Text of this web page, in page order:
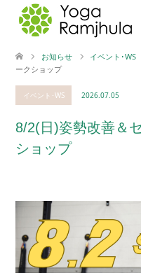
お知らせ イベント･WS
ークショップ
イベント･WS 2026.07.05
8/2(日)姿勢改善＆
ショップ